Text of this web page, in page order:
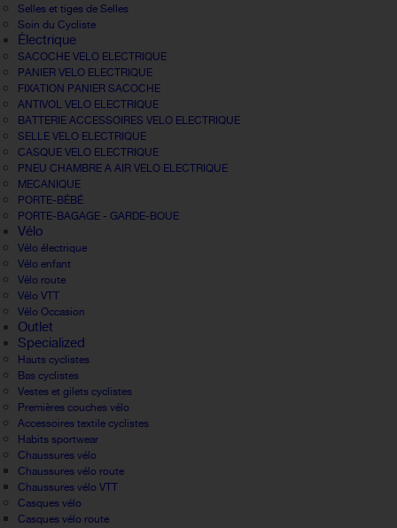
Selles et tiges de Selles
Soin du Cycliste
Électrique
SACOCHE VELO ELECTRIQUE
PANIER VELO ELECTRIQUE
FIXATION PANIER SACOCHE
ANTIVOL VELO ELECTRIQUE
BATTERIE ACCESSOIRES VELO ELECTRIQUE
SELLE VELO ELECTRIQUE
CASQUE VELO ELECTRIQUE
PNEU CHAMBRE A AIR VELO ELECTRIQUE
MECANIQUE
PORTE-BÉBÉ
PORTE-BAGAGE - GARDE-BOUE
Vélo
Vélo électrique
Vélo enfant
Vélo route
Vélo VTT
Vélo Occasion
Outlet
Specialized
Hauts cyclistes
Bas cyclistes
Vestes et gilets cyclistes
Premières couches vélo
Accessoires textile cyclistes
Habits sportwear
Chaussures vélo
Chaussures vélo route
Chaussures vélo VTT
Casques vélo
Casques vélo route